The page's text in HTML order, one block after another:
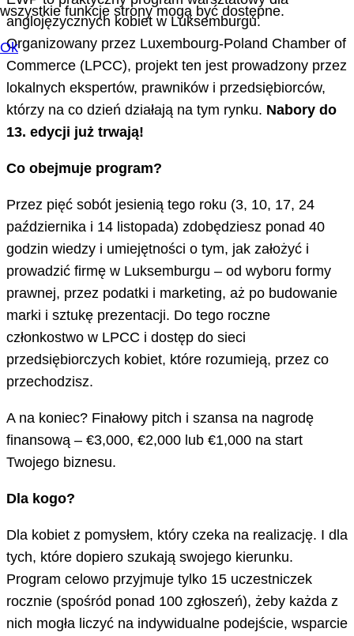
anglojęzycznych kobiet w Luksemburgu.
Organizowany przez Luxembourg-Poland Chamber of
Commerce (LPCC), projekt ten jest prowadzony przez
lokalnych ekspertów, prawników i przedsiębiorców,
którzy na co dzień działają na tym rynku. Nabory do
13. edycji już trwają!
Co obejmuje program?
Przez pięć sobót jesienią tego roku (3, 10, 17, 24
października i 14 listopada) zdobędziesz ponad 40
godzin wiedzy i umiejętności o tym, jak założyć i
prowadzić firmę w Luksemburgu – od wyboru formy
prawnej, przez podatki i marketing, aż po budowanie
marki i sztukę prezentacji. Do tego roczne
członkostwo w LPCC i dostęp do sieci
przedsiębiorczych kobiet, które rozumieją, przez co
przechodzisz.
A na koniec? Finałowy pitch i szansa na nagrodę
finansową – €3,000, €2,000 lub €1,000 na start
Twojego biznesu.
Dla kogo?
Dla kobiet z pomysłem, który czeka na realizację. I dla
tych, które dopiero szukają swojego kierunku.
Program celowo przyjmuje tylko 15 uczestniczek
rocznie (spośród ponad 100 zgłoszeń), żeby każda z
nich mogła liczyć na indywidualne podejście, wsparcie
wszystkie funkcje strony mogą być dostępne.
Ok